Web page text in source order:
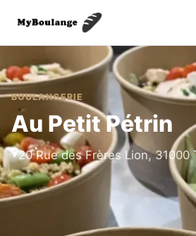
BOULANGERIE
Au Petit Pétrin
20 Rue des Frères Lion, 31000